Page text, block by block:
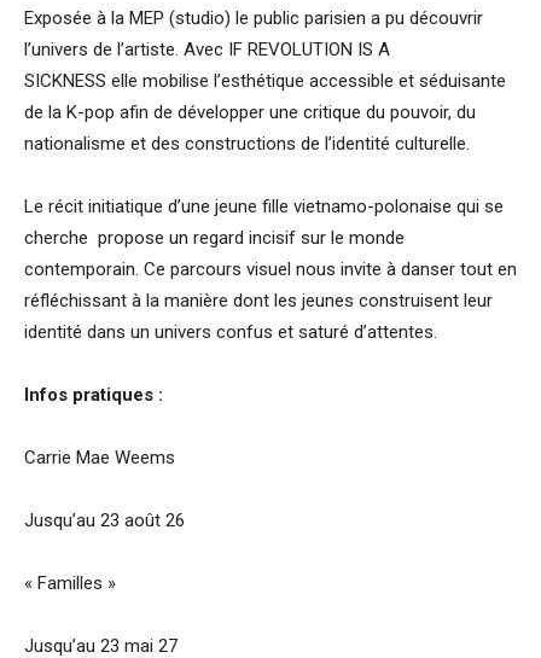
Exposée à la MEP (studio) le public parisien a pu découvrir
l’univers de l’artiste. Avec IF REVOLUTION IS A
SICKNESS elle mobilise l’esthétique accessible et séduisante
de la K-pop afin de développer une critique du pouvoir, du
nationalisme et des constructions de l’identité culturelle.
Le récit initiatique d’une jeune fille vietnamo-polonaise qui se
cherche propose un regard incisif sur le monde
contemporain. Ce parcours visuel nous invite à danser tout en
réfléchissant à la manière dont les jeunes construisent leur
identité dans un univers confus et saturé d’attentes.
Infos pratiques :
Carrie Mae Weems
Jusqu’au 23 août 26
« Familles »
Jusqu’au 23 mai 27